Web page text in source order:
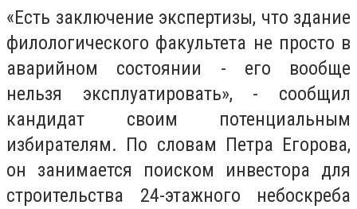
«Есть заключение экспертизы, что здание
филологического факультета не просто в
аварийном состоянии - его вообще
нельзя эксплуатировать», - сообщил
кандидат своим потенциальным
избирателям. По словам Петра Егорова,
он занимается поиском инвестора для
строительства 24-этажного небоскреба